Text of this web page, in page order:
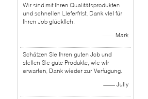
Wir sind mit Ihren Qualitätsprodukten
und schnellen Lieferfrist, Dank viel für
Ihren Job glücklich.
—— Mark
Schätzen Sie Ihren guten Job und
stellen Sie gute Produkte, wie wir
erwarten, Dank wieder zur Verfügung.
—— Jully